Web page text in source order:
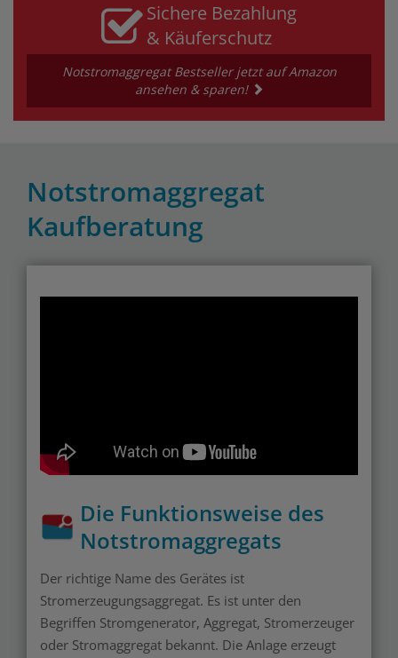
Sichere Bezahlung
& Käuferschutz
Notstromaggregat Bestseller jetzt auf Amazon
ansehen & sparen!
Notstromaggregat
Kaufberatung
Die Funktionsweise des
Notstromaggregats
Der richtige Name des Gerätes ist
Stromerzeugungsaggregat. Es ist unter den
Begriffen Stromgenerator, Aggregat, Stromerzeuger
oder Stromaggregat bekannt. Die Anlage erzeugt